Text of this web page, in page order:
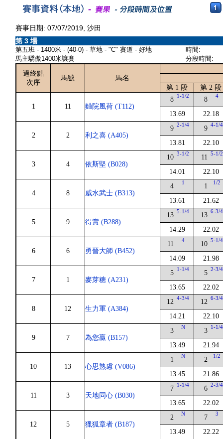
賽事日期: 07/07/2019, 沙田
第 3 場
第五班 - 1400米 - (40-0) - 草地 - "C" 賽道 - 好地
馬主驕傲1400米讓賽
時間:
分段時間:
過終點
次序
馬號
馬名
第 1 段
第 2 段
1 11 麯院風荷 (T112)
8 1-1/2
13.69
8 4
22.18
2 2 利之喜 (A405)
9 2-1/4
13.81
9 4-1/4
22.10
3 4 依斯堅 (B028)
10 3-1/2
14.01
11 5-1/2
22.10
4 8 威水武士 (B313)
4 1
13.61
1 1/2
21.62
5 9 得賞 (B288)
13 5-1/4
14.29
13 6-3/4
22.02
6 6 勇晉大師 (B452)
11 4
14.09
10 5-1/4
21.98
7 1 麥芽糖 (A231)
5 1-1/4
13.65
5 2-3/4
22.02
8 12 生力軍 (A384)
12 4-3/4
14.21
12 6-3/4
22.10
9 7 為您贏 (B157)
3 N
13.49
3 1-1/4
21.94
10 13 心思熟慮 (V086)
1 N
13.45
2 1/2
21.86
11 3 天地同心 (B030)
7 1-1/4
13.65
6 2-3/4
22.02
12 5 獵狐章者 (B187)
2 N
13.49
7 3
22.22